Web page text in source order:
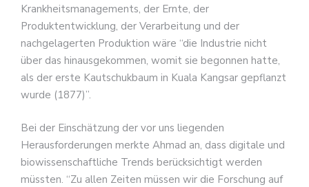
Krankheitsmanagements, der Ernte, der
Produktentwicklung, der Verarbeitung und der
nachgelagerten Produktion wäre “die Industrie nicht
über das hinausgekommen, womit sie begonnen hatte,
als der erste Kautschukbaum in Kuala Kangsar gepflanzt
wurde (1877)”.
Bei der Einschätzung der vor uns liegenden
Herausforderungen merkte Ahmad an, dass digitale und
biowissenschaftliche Trends berücksichtigt werden
müssten. “Zu allen Zeiten müssen wir die Forschung auf